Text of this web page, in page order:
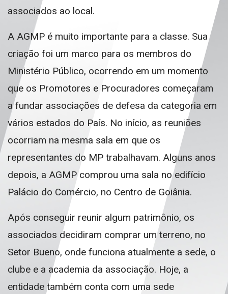
associados ao local.
A AGMP é muito importante para a classe. Sua
criação foi um marco para os membros do
Ministério Público, ocorrendo em um momento
que os Promotores e Procuradores começaram
a fundar associações de defesa da categoria em
vários estados do País. No início, as reuniões
ocorriam na mesma sala em que os
representantes do MP trabalhavam. Alguns anos
depois, a AGMP comprou uma sala no edifício
Palácio do Comércio, no Centro de Goiânia.
Após conseguir reunir algum patrimônio, os
associados decidiram comprar um terreno, no
Setor Bueno, onde funciona atualmente a sede, o
clube e a academia da associação. Hoje, a
entidade também conta com uma sede